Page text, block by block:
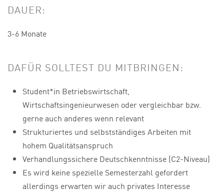
DAUER:
3-6 Monate
DAFÜR SOLLTEST DU MITBRINGEN:
Student*in Betriebswirtschaft,
Wirtschaftsingenieurwesen oder vergleichbar bzw.
gerne auch anderes wenn relevant
Strukturiertes und selbstständiges Arbeiten mit
hohem Qualitätsanspruch
Verhandlungssichere Deutschkenntnisse (C2-Niveau)
Es wird keine spezielle Semesterzahl gefordert
allerdings erwarten wir auch privates Interesse